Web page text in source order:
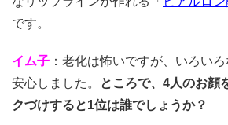
です。
イム子 ：老化は怖いですが、いろい
安心しました。
ところで、4人のお顔
クづけすると1位は誰でしょうか？